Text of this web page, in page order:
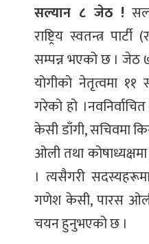
सल्यान ८ जेठ !
राष्ट्रिय स्वतन्त्र
सम्पन्न भएको छ । जेठ
योगीको नेतृत्वमा
गरेको हो
केसी डाँगी, सचिवमा
ओली तथा
। त्यसैगरी
गणेश केसी, पारस
चयन हुनुभएको छ ।